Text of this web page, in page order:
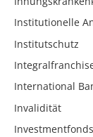
Institutionelle
Institutschutz
International
Invalidität
Investmentfonds